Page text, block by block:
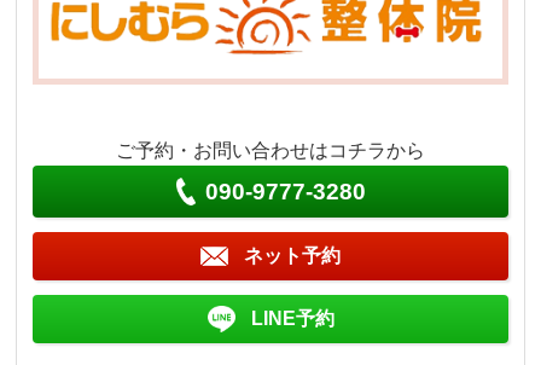
ご予約・お問い合わせはコチラから
090-9777-3280
ネット予約
LINE予約